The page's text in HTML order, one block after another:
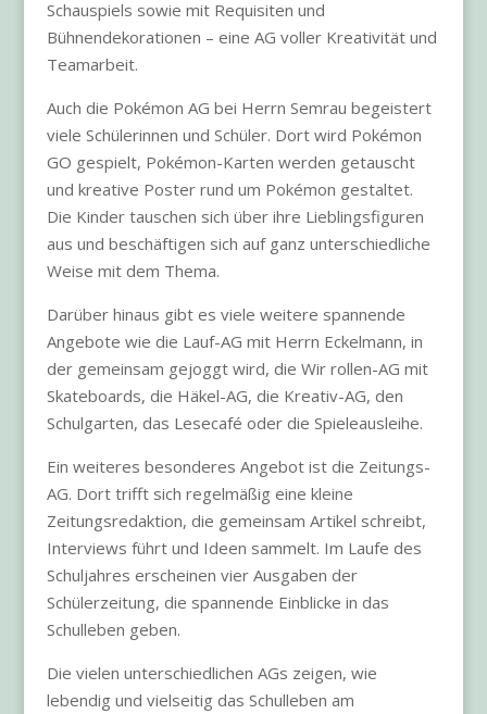
Schauspiels sowie mit Requisiten und
Bühnendekorationen – eine AG voller Kreativität und
Teamarbeit.
Auch die Pokémon AG bei Herrn Semrau begeistert
viele Schülerinnen und Schüler. Dort wird Pokémon
GO gespielt, Pokémon-Karten werden getauscht
und kreative Poster rund um Pokémon gestaltet.
Die Kinder tauschen sich über ihre Lieblingsfiguren
aus und beschäftigen sich auf ganz unterschiedliche
Weise mit dem Thema.
Darüber hinaus gibt es viele weitere spannende
Angebote wie die Lauf-AG mit Herrn Eckelmann, in
der gemeinsam gejoggt wird, die Wir rollen-AG mit
Skateboards, die Häkel-AG, die Kreativ-AG, den
Schulgarten, das Lesecafé oder die Spieleausleihe.
Ein weiteres besonderes Angebot ist die Zeitungs-
AG. Dort trifft sich regelmäßig eine kleine
Zeitungsredaktion, die gemeinsam Artikel schreibt,
Interviews führt und Ideen sammelt. Im Laufe des
Schuljahres erscheinen vier Ausgaben der
Schülerzeitung, die spannende Einblicke in das
Schulleben geben.
Die vielen unterschiedlichen AGs zeigen, wie
lebendig und vielseitig das Schulleben am